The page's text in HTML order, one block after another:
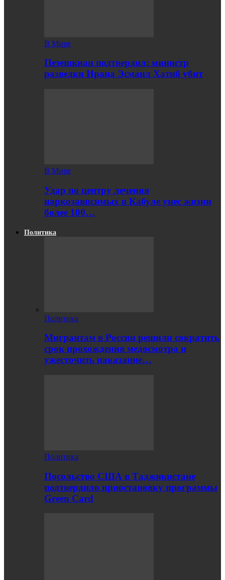
В Мире
Пезешкиан подтвердил: министр
разведки Ирана Эсмаил Хатиб убит
В Мире
Удар по центру лечения
наркозависимых в Кабуле унес жизни
более 100…
Политика
Политика
Мигрантам в России решили сократить
срок прохождения медосмотра и
ужесточить наказание…
Политика
Посольство США в Таджикистане
подтвердило приостановку программы
Green Card